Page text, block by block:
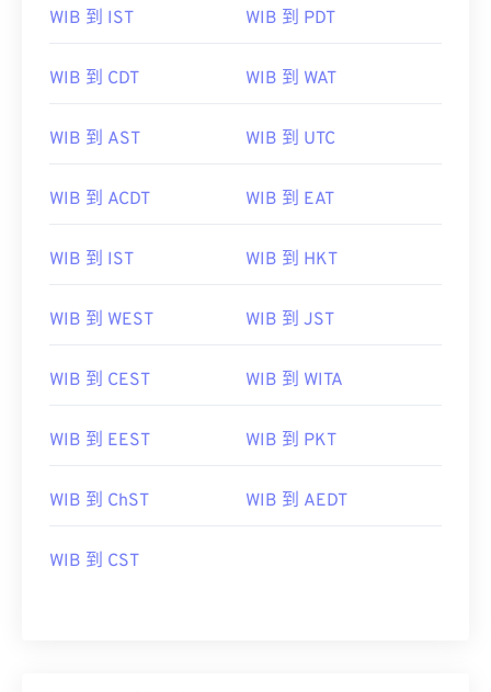
WIB 到 IST WIB 到 PDT
WIB 到 CDT WIB 到 WAT
WIB 到 AST WIB 到 UTC
WIB 到 ACDT WIB 到 EAT
WIB 到 IST WIB 到 HKT
WIB 到 WEST WIB 到 JST
WIB 到 CEST WIB 到 WITA
WIB 到 EEST WIB 到 PKT
WIB 到 ChST WIB 到 AEDT
WIB 到 CST